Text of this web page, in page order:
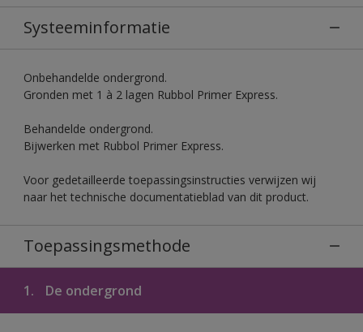
Systeeminformatie
Onbehandelde ondergrond.
Gronden met 1 à 2 lagen Rubbol Primer Express.
Behandelde ondergrond.
Bijwerken met Rubbol Primer Express.
Voor gedetailleerde toepassingsinstructies verwijzen wij
naar het technische documentatieblad van dit product.
Toepassingsmethode
1. De ondergrond